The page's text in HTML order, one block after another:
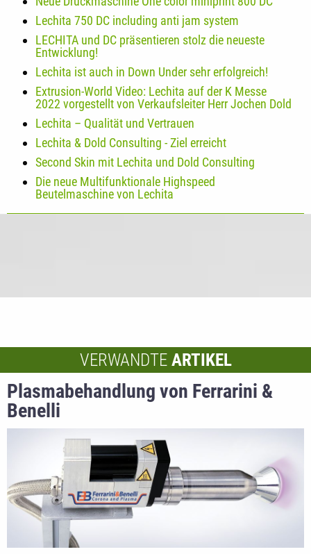
Lechita 750 DC including anti jam system
LECHITA und DC präsentieren stolz die neueste
Entwicklung!
Lechita ist auch in Down Under sehr erfolgreich!
Extrusion-World Video: Lechita auf der K Messe
2022 vorgestellt von Verkaufsleiter Herr Jochen Dold
Lechita – Qualität und Vertrauen
Lechita & Dold Consulting - Ziel erreicht
Second Skin mit Lechita und Dold Consulting
Die neue Multifunktionale Highspeed
Beutelmaschine von Lechita
VERWANDTE ARTIKEL
Plasmabehandlung von Ferrarini &
Benelli